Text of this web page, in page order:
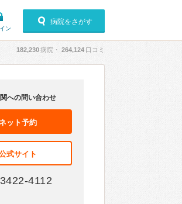
ン
病院をさがす
182,230病院・ 264,124 口コミ
への問い合わせ
ット予約
式サイト
4112